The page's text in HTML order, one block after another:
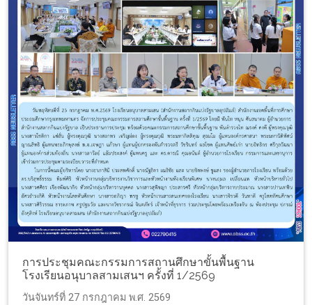
การประชุมคณะกรรมการสถานศึกษาขั้นพื้นฐาน
โรงเรียนอนุบาลสามเสนฯ ครั้งที่ 1/2569
วันจันทร์ที่ 27 กรกฎาคม พ.ศ. 2569